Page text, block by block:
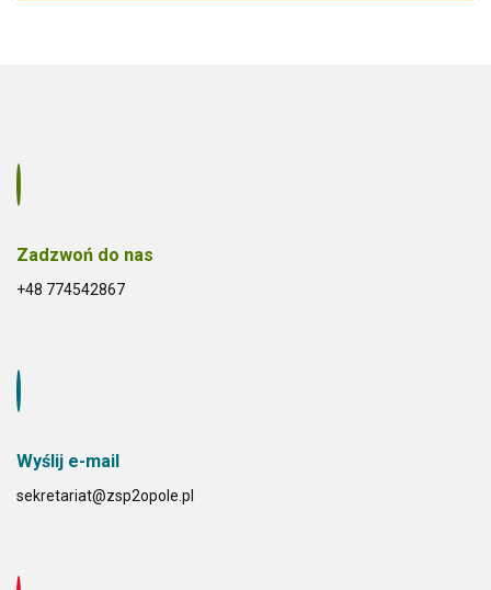
Zadzwoń do nas
+48 774542867
Wyślij e-mail
sekretariat@zsp2opole.pl